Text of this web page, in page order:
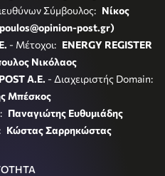
Σύμβουλος: Νίκος
post.gr)
- Μέτοχοι: ENERGY REGISTER
Νικόλαος
A.E. - Διαχειριστής Domain:
Μπέσκος
Παναγιώτης Ευθυμιάδης
Κώστας Σαρρηκώστας